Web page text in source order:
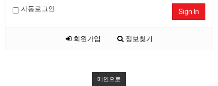
자동로그인 Sign In
회원가입 정보찾기
메인으로